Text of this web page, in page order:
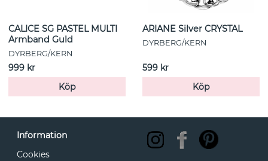
CALICE SG PASTEL MULTI
Armband Guld
DYRBERG/KERN
999 kr
Köp
ARIANE Silver CRYSTAL
DYRBERG/KERN
599 kr
Köp
Information
Cookies